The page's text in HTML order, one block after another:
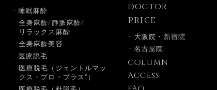
- 睡眠麻酔
全身麻酔/静脈麻酔/
リラックス麻酔
全身麻酔美容
- 医療脱毛
医療脱毛（ジェントルマッ
クス・プロ・プラス®）
DOCTOR
PRICE
- 大阪院・新宿院
- 名古屋院
COLUMN
ACCESS